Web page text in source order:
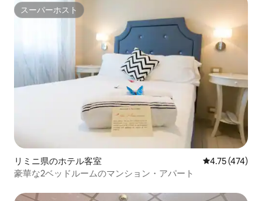
スーパーホスト
スーパーホスト
リミニ県のホテル客室 レビュー474
4.75 (474)
豪華な2ベッドルームのマンション・アパート